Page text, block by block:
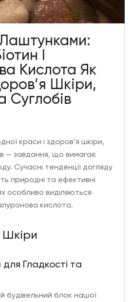
І
Кислота Як
Шкіри,
Суглобів
краси і здоров’я шкіри,
— завдання, що вимагає
Сучасні тенденції догляду
природні та ефективні
особливо виділяються
кислота.
Шкіри
Гладкості та
будівельний блок нашої